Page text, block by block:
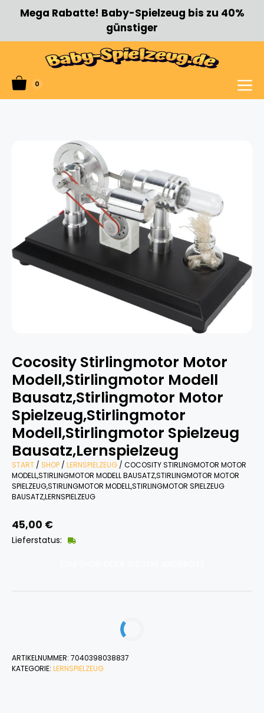
Zum
Inhalt
Mega Rabatte! Baby-Spielzeug bis zu 40%
günstiger
0
Menü
Cocosity Stirlingmotor Motor
Modell,Stirlingmotor Modell
Bausatz,Stirlingmotor Motor
Spielzeug,Stirlingmotor
Modell,Stirlingmotor Spielzeug
Bausatz,Lernspielzeug
START / SHOP / LERNSPIELZEUG / COCOSITY STIRLINGMOTOR MOTOR
MODELL,STIRLINGMOTOR MODELL BAUSATZ,STIRLINGMOTOR MOTOR
SPIELZEUG,STIRLINGMOTOR MODELL,STIRLINGMOTOR SPIELZEUG
BAUSATZ,LERNSPIELZEUG
45,00 €
Lieferstatus:
ARTIKELNUMMER: 7040398038837
KATEGORIE: LERNSPIELZEUG